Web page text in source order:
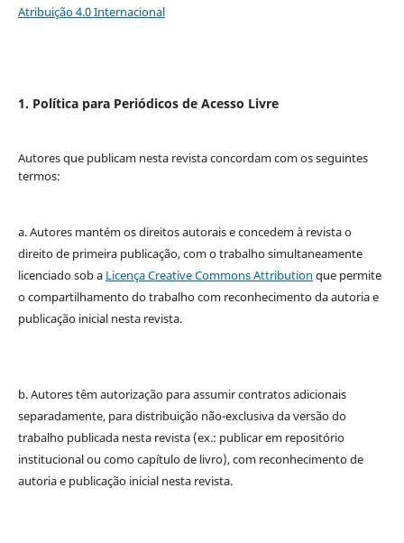
Atribuição 4.0 Internacional
1. Política para Periódicos de Acesso Livre
Autores que publicam nesta revista concordam com os seguintes
termos:
a. Autores mantém os direitos autorais e concedem à revista o
direito de primeira publicação, com o trabalho simultaneamente
licenciado sob a Licença Creative Commons Attribution que permite
o compartilhamento do trabalho com reconhecimento da autoria e
publicação inicial nesta revista.
b. Autores têm autorização para assumir contratos adicionais
separadamente, para distribuição não-exclusiva da versão do
trabalho publicada nesta revista (ex.: publicar em repositório
institucional ou como capítulo de livro), com reconhecimento de
autoria e publicação inicial nesta revista.